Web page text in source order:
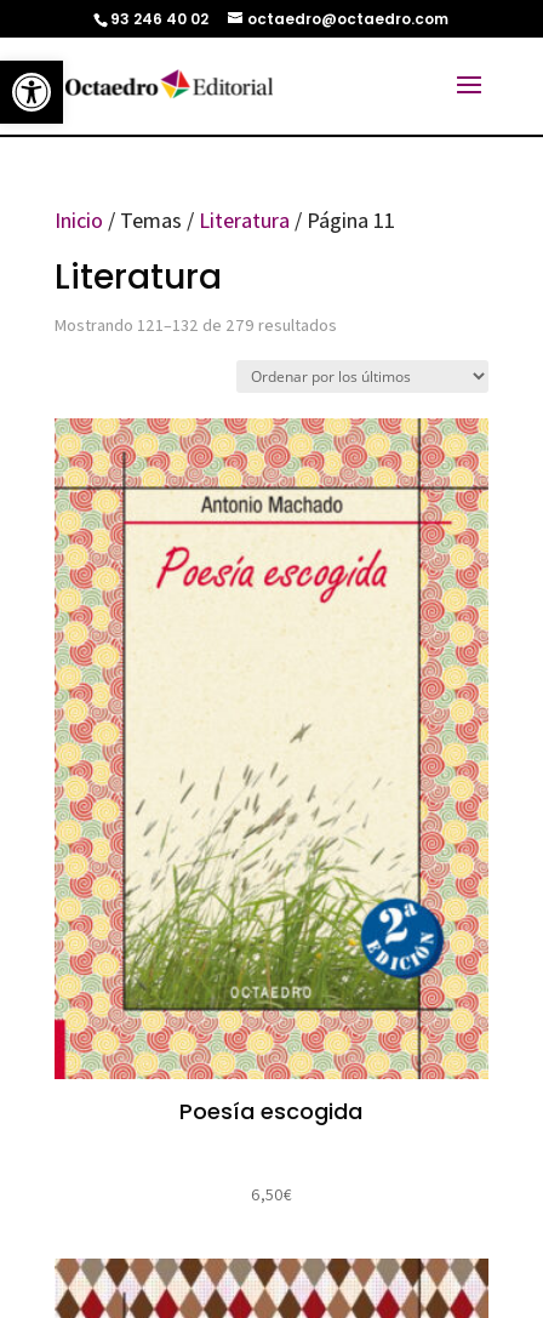
Abrir barra de herramientas
93 246 40 02 octaedro@octaedro.com
Inicio / Temas / Literatura / Página 11
Literatura
Mostrando 121–132 de 279 resultadosOrdenado
últimos
Poesía escogida
6,50€